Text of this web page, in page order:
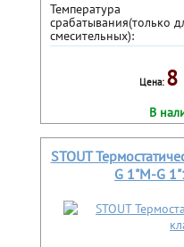
Температура
срабатывания(только
смесительных):
Цена: 8
В
STOUT
G 1"М-G